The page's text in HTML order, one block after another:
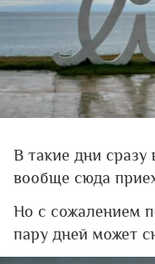
В такие дни
вообще сюда
Но с сожалением
пару дней может